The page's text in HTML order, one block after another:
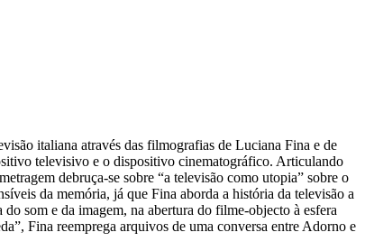
italiana através das filmografias de Luciana Fina e de
televisivo e o dispositivo cinematográfico. Articulando
debruça-se sobre “a televisão como utopia” sobre o
da memória, já que Fina aborda a história da televisão a
som e da imagem, na abertura do filme-objecto à esfera
Fina reemprega arquivos de uma conversa entre Adorno e